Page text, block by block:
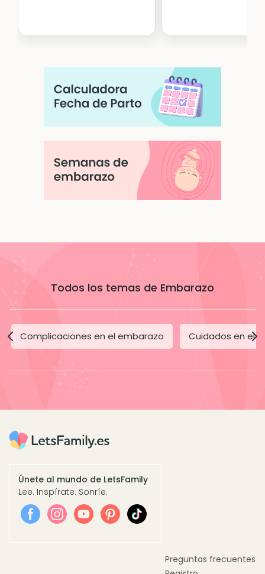
Todos los temas de Embarazo
Complicaciones en el embarazo Cuidados en el
Únete al mundo de LetsFamily
Lee. Inspírate. Sonríe.
Preguntas frecuentes